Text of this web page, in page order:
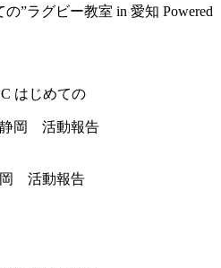
の”ラグビー教室 in 愛知 Powered
はじめての
岡 活動報告